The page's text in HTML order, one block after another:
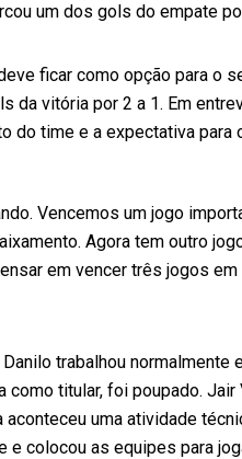
um dos gols do empate
ficar como opção para o
da vitória por 2 a 1. Em
do time e a expectativa
Vencemos um jogo
Agora tem outro
em vencer três jogos
trabalhou normalmente
como titular, foi poupado.
aconteceu uma atividade
e colocou as equipes para